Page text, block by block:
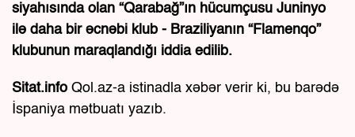
siyahısında olan “Qarabağ”ın hücumçusu Juninyo
ilə daha bir əcnəbi klub - Braziliyanın “Flamenqo”
klubunun maraqlandığı iddia edilib.
Sitat.info Qol.az-a istinadla xəbər verir ki, bu barədə
İspaniya mətbuatı yazıb.